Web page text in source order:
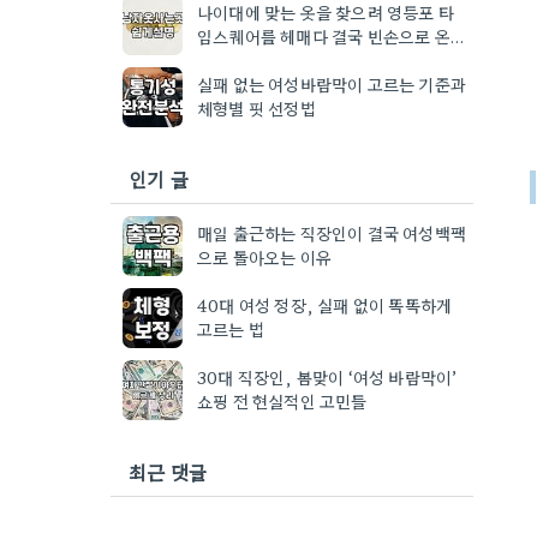
나이대에 맞는 옷을 찾으려 영등포 타
임스퀘어를 헤매다 결국 빈손으로 온
실패 없는 여성바람막이 고르는 기준과
체형별 핏 선정법
인기 글
매일 출근하는 직장인이 결국 여성백팩
으로 돌아오는 이유
40대 여성 정장, 실패 없이 똑똑하게
고르는 법
30대 직장인, 봄맞이 ‘여성 바람막이’
쇼핑 전 현실적인 고민들
최근 댓글